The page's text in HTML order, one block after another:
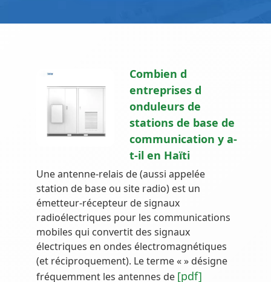
Combien d
entreprises d
onduleurs de
stations de base de
communication y a-
t-il en Haïti
Une antenne-relais de (aussi appelée
station de base ou site radio) est un
émetteur-récepteur de signaux
radioélectriques pour les communications
mobiles qui convertit des signaux
électriques en ondes électromagnétiques
(et réciproquement). Le terme « » désigne
fréquemment les antennes de [pdf]